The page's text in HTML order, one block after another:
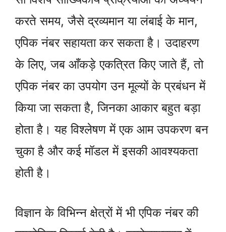
करते समय, जैसे द्रव्यमान या लंबाई के मान,
एपिक नंबर सहायता कर सकता है। उदाहरण
के लिए, जब आँकड़े एकत्रित किए जाते हैं, तो
एपिक नंबर का उपयोग उन मूल्यों के प्रबंधन में
किया जा सकता है, जिनका आकार बहुत बड़ा
होता है। यह विश्लेषण में एक आम उपकरण बन
चुका है और कई मॉडल में इसकी आवश्यकता
होती है।
विज्ञान के विभिन्न क्षेत्रों में भी एपिक नंबर की